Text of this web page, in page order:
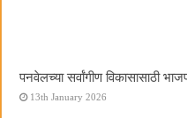
पनवेलच्या सर्वांगीण विकासासाठी
13th January 2026